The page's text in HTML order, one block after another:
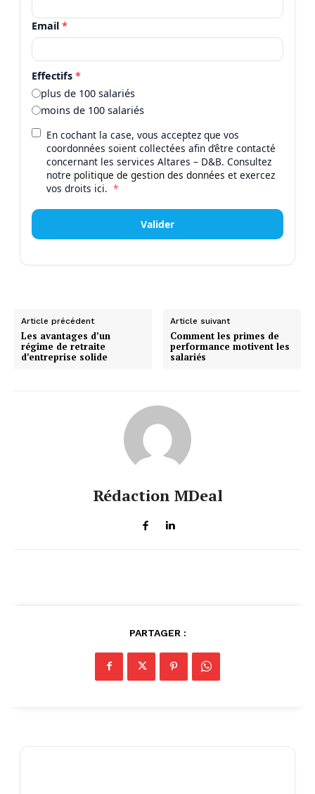
Email *
Effectifs *
plus de 100 salariés
moins de 100 salariés
En cochant la case, vous acceptez que vos
coordonnées soient collectées afin d’être contacté
concernant les services Altares – D&B. Consultez
notre politique de gestion des données et exercez
vos droits ici. *
Valider
Article précédent
Les avantages d’un
régime de retraite
d’entreprise solide
Article suivant
Comment les primes de
performance motivent les
salariés
Rédaction MDeal
PARTAGER :